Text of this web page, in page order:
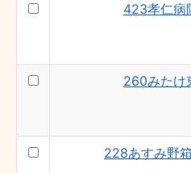
423孝仁病
260みたけ
228あすみ野